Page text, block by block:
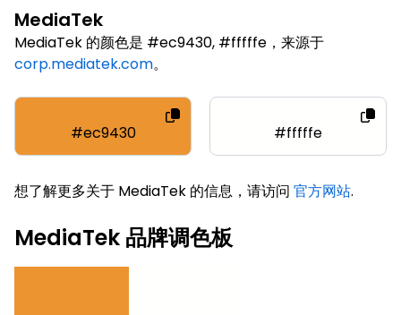
MediaTek
MediaTek 的颜色是 #ec9430, #fffffe，来源于
corp.mediatek.com。
#ec9430 #fffffe
想了解更多关于 MediaTek 的信息，请访问 官方网站.
MediaTek 品牌调色板